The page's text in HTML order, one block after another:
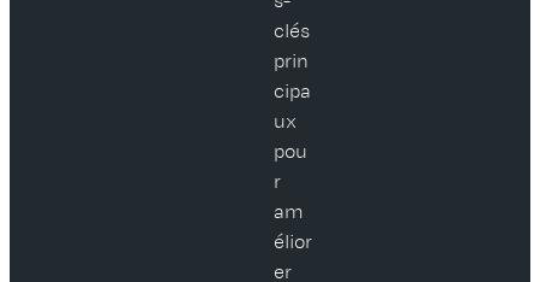
clés
prin
cipa
ux
pou
r
am
élior
er